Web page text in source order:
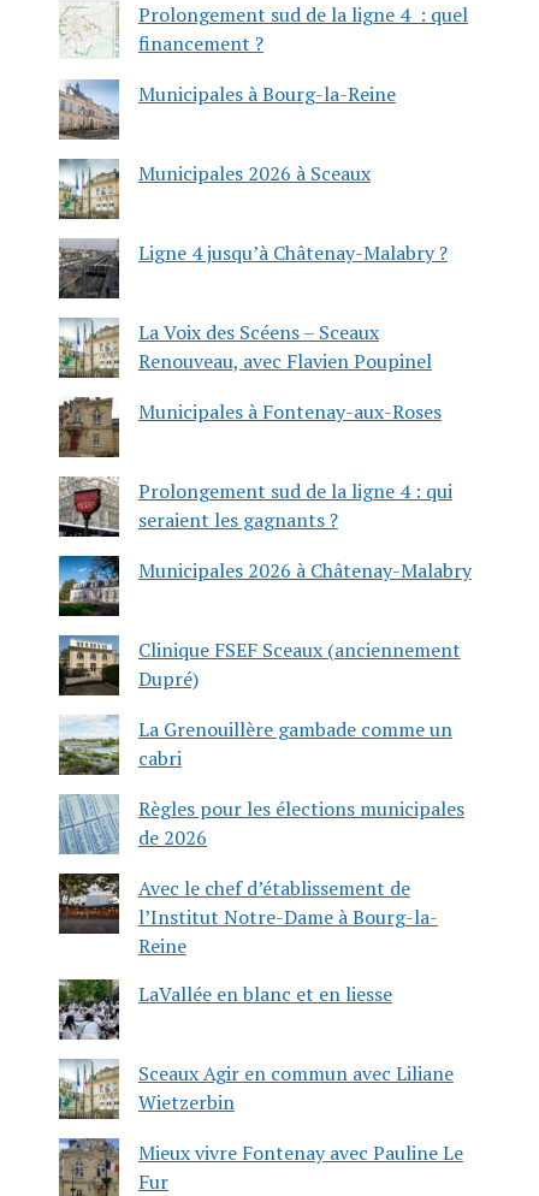
Prolongement sud de la ligne 4 : quel
financement ?
Municipales à Bourg-la-Reine
Municipales 2026 à Sceaux
Ligne 4 jusqu’à Châtenay-Malabry ?
La Voix des Scéens – Sceaux
Renouveau, avec Flavien Poupinel
Municipales à Fontenay-aux-Roses
Prolongement sud de la ligne 4 : qui
seraient les gagnants ?
Municipales 2026 à Châtenay-Malabry
Clinique FSEF Sceaux (anciennement
Dupré)
La Grenouillère gambade comme un
cabri
Règles pour les élections municipales
de 2026
Avec le chef d’établissement de
l’Institut Notre-Dame à Bourg-la-
Reine
LaVallée en blanc et en liesse
Sceaux Agir en commun avec Liliane
Wietzerbin
Mieux vivre Fontenay avec Pauline Le
Fur